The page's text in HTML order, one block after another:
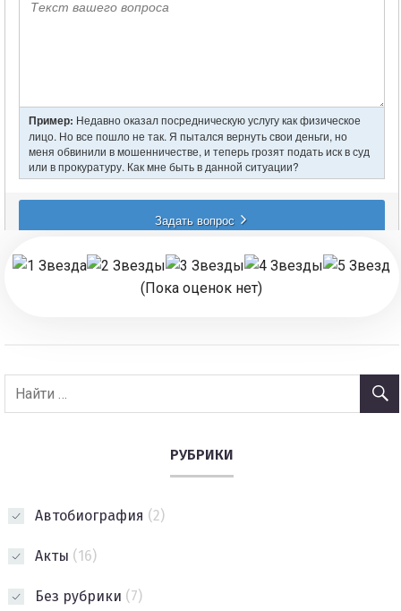
(Пока оценок нет)
РУБРИКИ
Автобиография (2)
Акты (16)
Без рубрики (7)